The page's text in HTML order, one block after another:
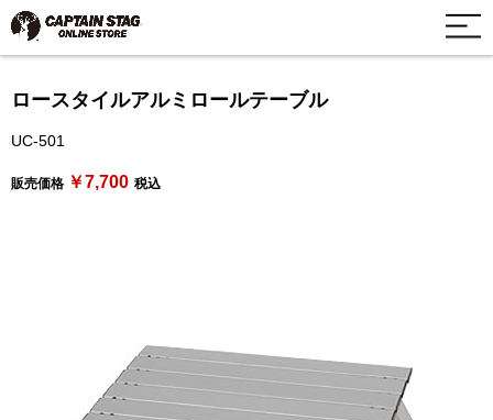
ロースタイルアルミロールテーブル
UC-501
販売価格 ￥7,700 税込